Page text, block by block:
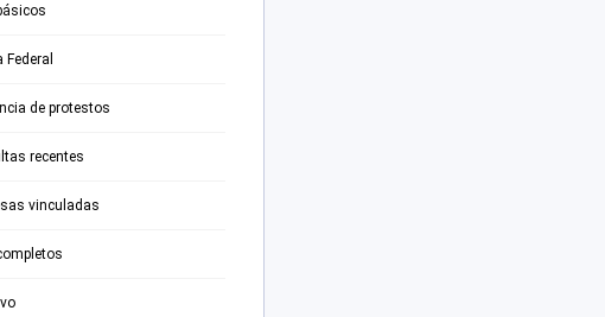
de protestos
recentes
vinculadas